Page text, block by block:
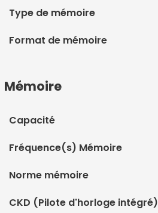
Type de mémoire
Format de mémoire
Mémoire
Capacité
Fréquence(s) Mémoire
Norme mémoire
CKD (Pilote d'horloge intégré)